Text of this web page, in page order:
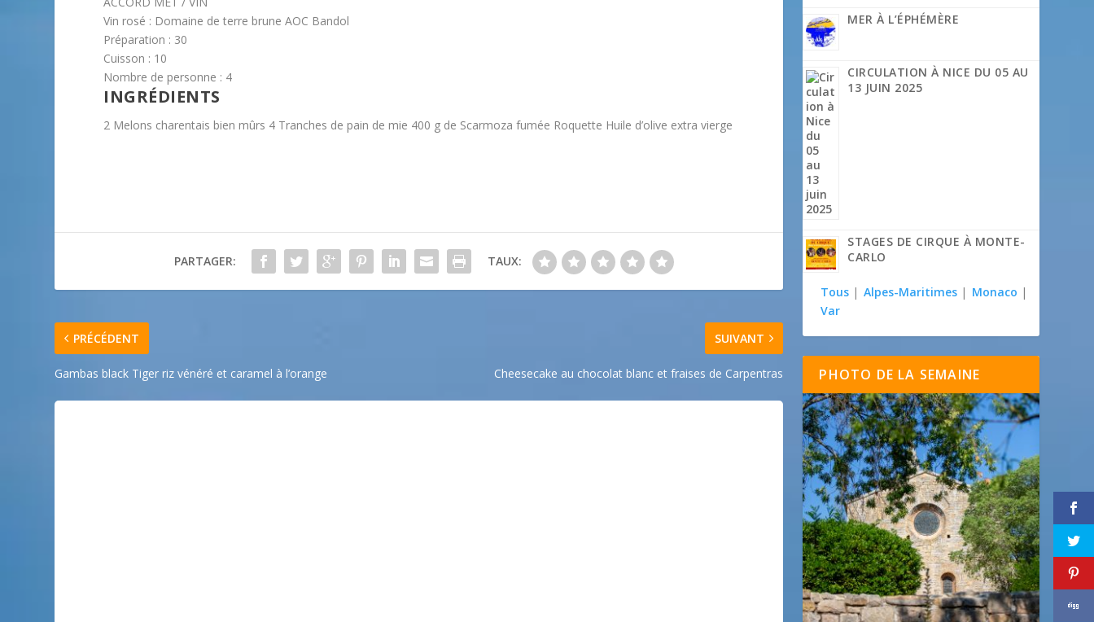
Vin rosé : Domaine de terre brune AOC Bandol
Préparation : 30
Cuisson : 10
Nombre de personne : 4
INGRÉDIENTS
2 Melons charentais bien mûrs 4 Tranches de pain de mie 400 g de Scarmoza fumée Roquette Huile d’olive extra vierge
PARTAGER: TAUX:
PRÉCÉDENT
Gambas black Tiger riz vénéré et caramel à l’orange
SUIVANT
Cheesecake au chocolat blanc et fraises de Carpentras
MER À L’ÉPHÉMÈRE
CIRCULATION À NICE DU 05 AU
13 JUIN 2025
STAGES DE CIRQUE À MONTE-
CARLO
Tous | Alpes-Maritimes | Monaco |
Var
PHOTO DE LA SEMAINE